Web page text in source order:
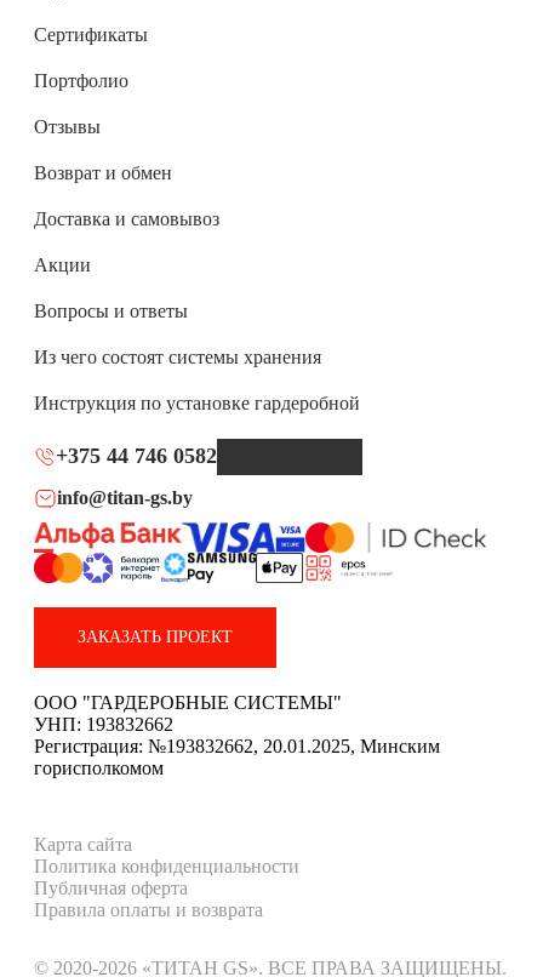
Сертификаты
Портфолио
Отзывы
Возврат и обмен
Доставка и самовывоз
Акции
Вопросы и ответы
Из чего состоят системы хранения
Инструкция по установке гардеробной
+375 44 746 0582
info@titan-gs.by
ЗАКАЗАТЬ ПРОЕКТ
ООО "ГАРДЕРОБНЫЕ СИСТЕМЫ"
УНП: 193832662
Регистрация: №193832662, 20.01.2025, Минским
горисполкомом
Карта сайта
Политика конфиденциальности
Публичная оферта
Правила оплаты и возврата
© 2020-2026 «ТИТАН GS». ВСЕ ПРАВА ЗАЩИЩЕНЫ.